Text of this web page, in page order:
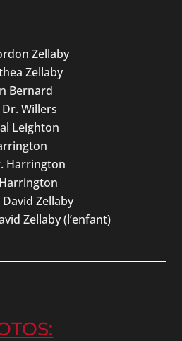
Zellaby
Zellaby
Bernard
Willers
Leighton
Harrington
Zellaby
Zellaby (l’enfant)